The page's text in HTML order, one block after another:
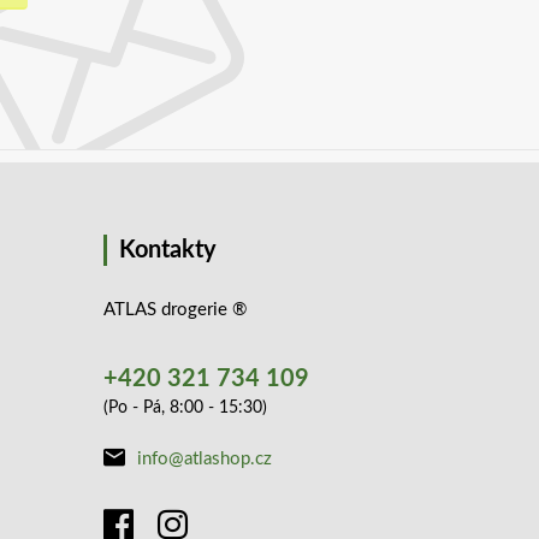
Kontakty
ATLAS drogerie ®
+420 321 734 109
(Po - Pá, 8:00 - 15:30)
info@atlashop.cz